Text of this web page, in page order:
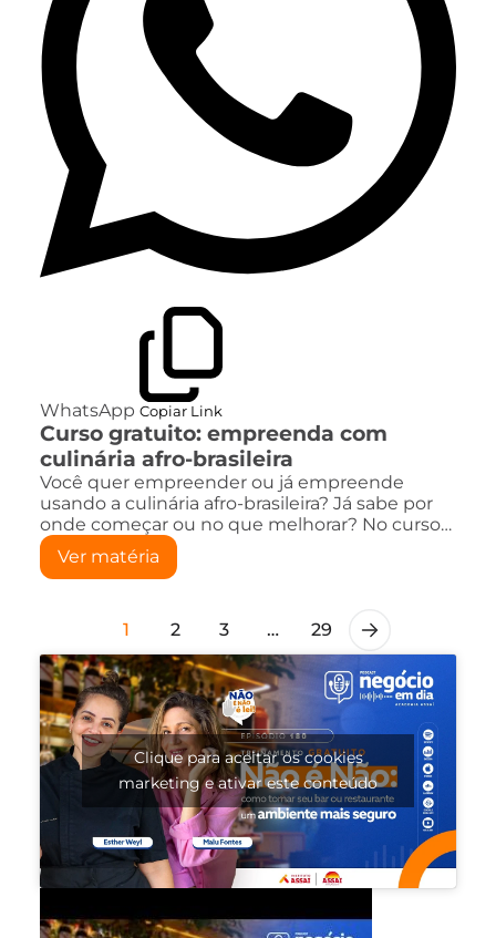
WhatsApp Copiar Link
Curso gratuito: empreenda com
culinária afro-brasileira
Você quer empreender ou já empreende
usando a culinária afro-brasileira? Já sabe por
onde começar ou no que melhorar? No curso…
Ver matéria
1 2 3 … 29
Clique para aceitar os cookies
marketing e ativar este conteúdo